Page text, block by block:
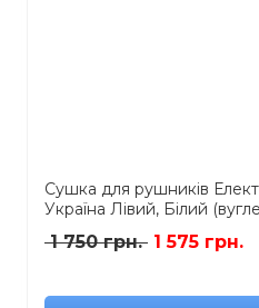
Сушка для рушників
Україна Лівий, Білий
1 750 грн. 1 575 грн.